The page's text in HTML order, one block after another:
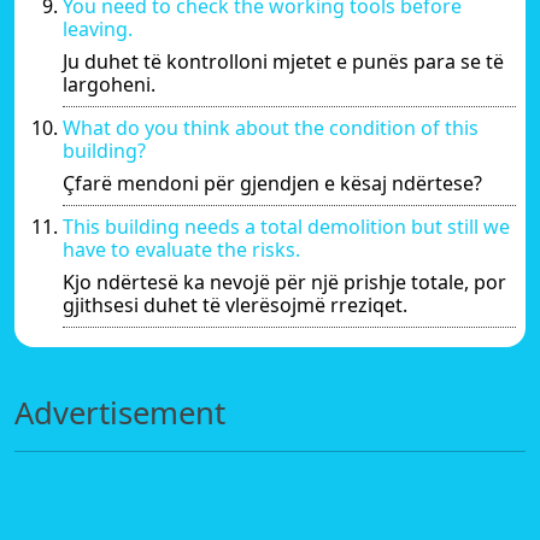
You need to check the working tools before
leaving.
Ju duhet të kontrolloni mjetet e punës para se të
largoheni.
What do you think about the condition of this
building?
Çfarë mendoni për gjendjen e kësaj ndërtese?
This building needs a total demolition but still we
have to evaluate the risks.
Kjo ndërtesë ka nevojë për një prishje totale, por
gjithsesi duhet të vlerësojmë rreziqet.
Advertisement